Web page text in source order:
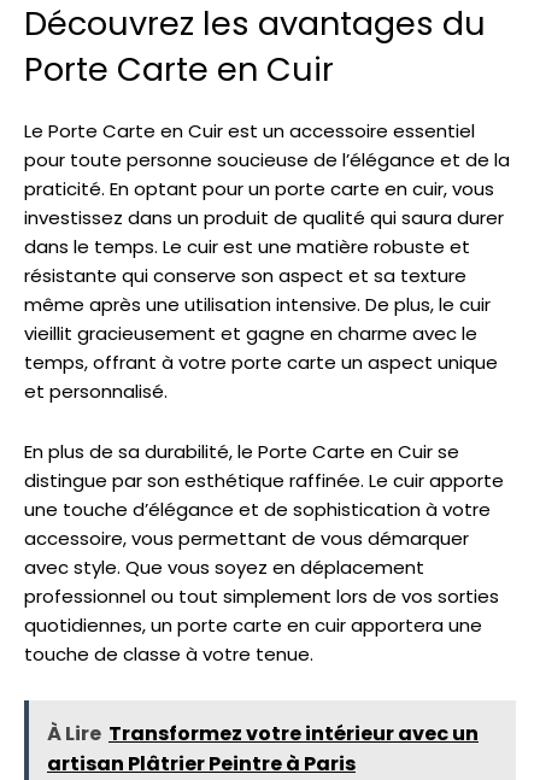
Découvrez les avantages du
Porte Carte en Cuir
Le Porte Carte en Cuir est un accessoire essentiel
pour toute personne soucieuse de l’élégance et de la
praticité. En optant pour un porte carte en cuir, vous
investissez dans un produit de qualité qui saura durer
dans le temps. Le cuir est une matière robuste et
résistante qui conserve son aspect et sa texture
même après une utilisation intensive. De plus, le cuir
vieillit gracieusement et gagne en charme avec le
temps, offrant à votre porte carte un aspect unique
et personnalisé.
En plus de sa durabilité, le Porte Carte en Cuir se
distingue par son esthétique raffinée. Le cuir apporte
une touche d’élégance et de sophistication à votre
accessoire, vous permettant de vous démarquer
avec style. Que vous soyez en déplacement
professionnel ou tout simplement lors de vos sorties
quotidiennes, un porte carte en cuir apportera une
touche de classe à votre tenue.
À Lire Transformez votre intérieur avec un
artisan Plâtrier Peintre à Paris